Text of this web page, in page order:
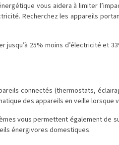
vous aidera à limiter
Recherchez les appareils
25% moins d’électricité et
connectés (thermostats,
des appareils en veille lorsque
vous permettent également de
énergivores domestiques.